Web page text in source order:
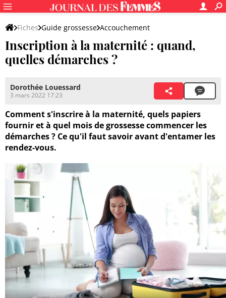
Fiches Guide grossesse Accouchement
Avant l'accouchement
Inscription à la maternité : quand,
quelles démarches ?
Dorothée Louessard
3 mars 2022 17:23
Comment s'inscrire à la maternité, quels papiers
fournir et à quel mois de grossesse commencer les
démarches ? Ce qu'il faut savoir avant d'entamer les
rendez-vous.